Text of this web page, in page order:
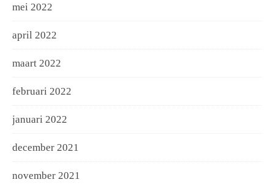
mei 2022
april 2022
maart 2022
februari 2022
januari 2022
december 2021
november 2021